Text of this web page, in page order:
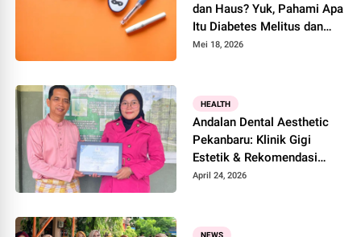
dan Haus? Yuk, Pahami Apa
Itu Diabetes Melitus dan
Cara Cek Kesehatannya
Mei 18, 2026
HEALTH
Andalan Dental Aesthetic
Pekanbaru: Klinik Gigi
Estetik & Rekomendasi
Pemeriksaan Gigi untuk
April 24, 2026
NEWS